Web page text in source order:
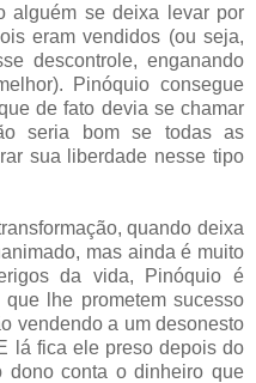
alguém se deixa levar por
eram vendidos (ou seja,
descontrole, enganando
Pinóquio consegue
de fato devia se chamar
seria bom se todas as
sua liberdade nesse tipo
quando deixa
mas ainda é muito
da vida, Pinóquio é
lhe prometem sucesso
vendendo a um desonesto
lá fica ele preso depois do
dono conta o dinheiro que